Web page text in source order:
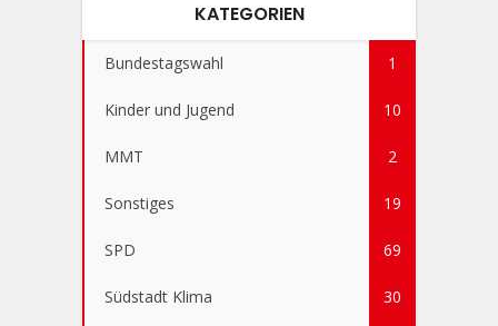
KATEGORIEN
Bundestagswahl 1
Kinder und Jugend 10
MMT 2
Sonstiges 19
SPD 69
Südstadt Klima 30